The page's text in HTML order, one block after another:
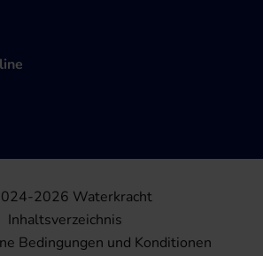
2026 Waterkracht
Inhaltsverzeichnis
Bedingungen und Konditionen